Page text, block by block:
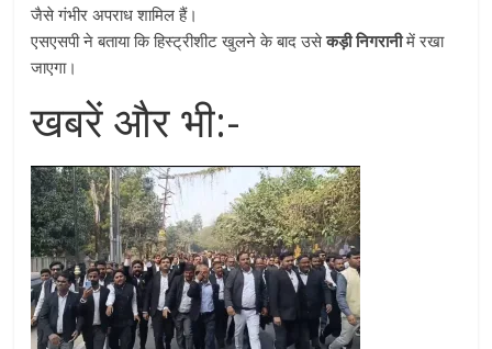
जैसे गंभीर अपराध शामिल हैं।
एसएसपी ने बताया कि हिस्ट्रीशीट खुलने के बाद उसेकड़ी निगरानीमें रखा
जाएगा।
खबरें और भी:-